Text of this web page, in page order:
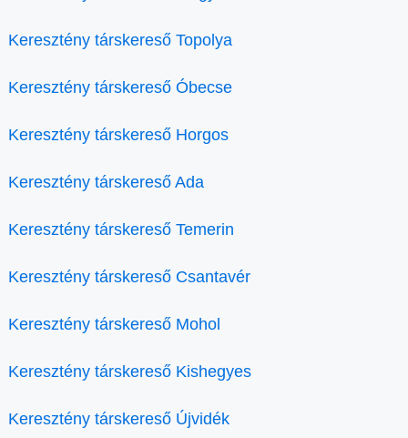
Keresztény társkereső Topolya
Keresztény társkereső Óbecse
Keresztény társkereső Horgos
Keresztény társkereső Ada
Keresztény társkereső Temerin
Keresztény társkereső Csantavér
Keresztény társkereső Mohol
Keresztény társkereső Kishegyes
Keresztény társkereső Újvidék